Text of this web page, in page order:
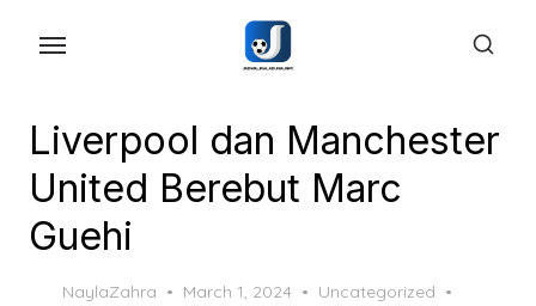
Liverpool dan Manchester
United Berebut Marc
Guehi
NaylaZahra
Posted
March 1, 2024
Uncategorized